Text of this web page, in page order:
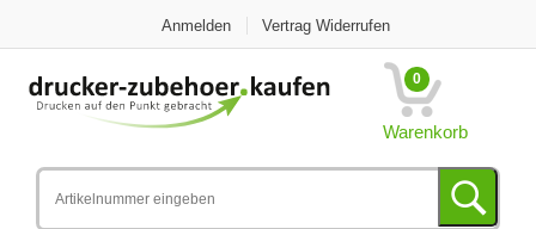
Anmelden Vertrag Widerrufen
0
Warenkorb